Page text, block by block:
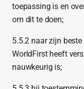
toepassing is en
om dit te doen;
5.5.2 naar zijn
WorldFirst heeft
nauwkeurig is;